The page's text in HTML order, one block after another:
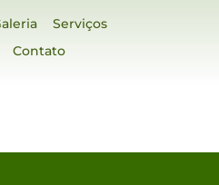
Serviços
Contato